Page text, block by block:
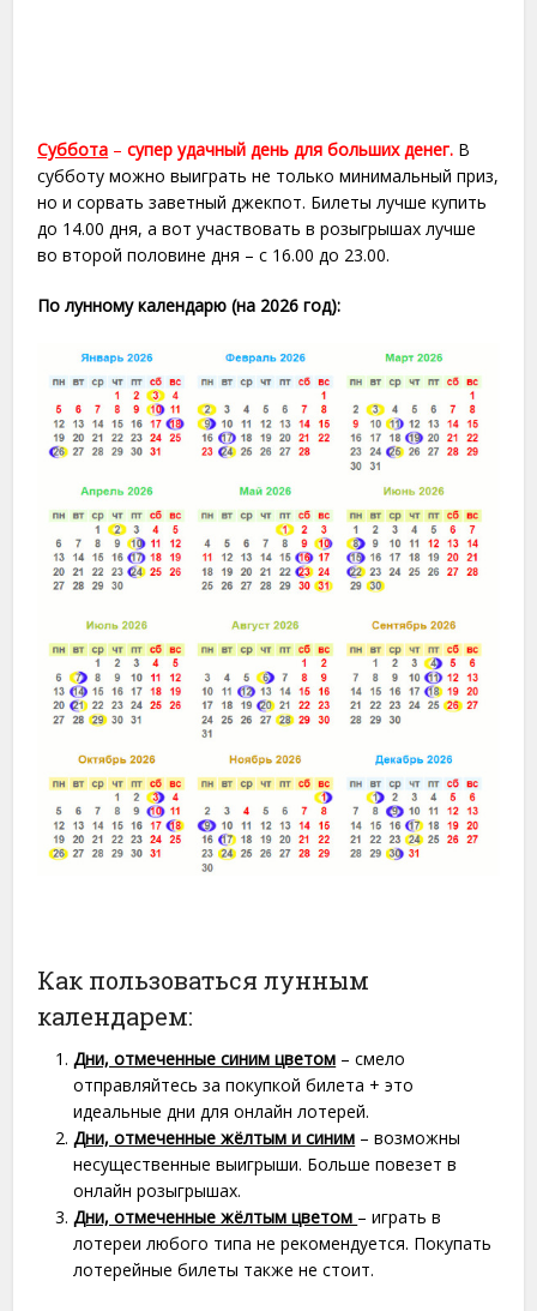
Суббота – супер удачный день для больших денег. В
субботу можно выиграть не только минимальный приз,
но и сорвать заветный джекпот. Билеты лучше купить
до 14.00 дня, а вот участвовать в розыгрышах лучше
во второй половине дня – с 16.00 до 23.00.
По лунному календарю (на 2026 год):
Как пользоваться лунным
календарем:
Дни, отмеченные синим цветом – смело
отправляйтесь за покупкой билета + это
идеальные дни для онлайн лотерей.
Дни, отмеченные жёлтым и синим – возможны
несущественные выигрыши. Больше повезет в
онлайн розыгрышах.
Дни, отмеченные жёлтым цветом – играть в
лотереи любого типа не рекомендуется. Покупать
лотерейные билеты также не стоит.